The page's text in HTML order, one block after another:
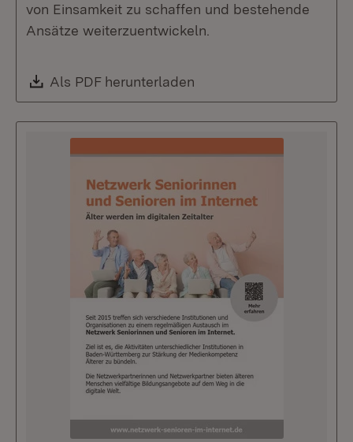
von Einsamkeit zu schaffen und bestehende
Ansätze weiterzuentwickeln.
Download:
Als PDF herunterladen